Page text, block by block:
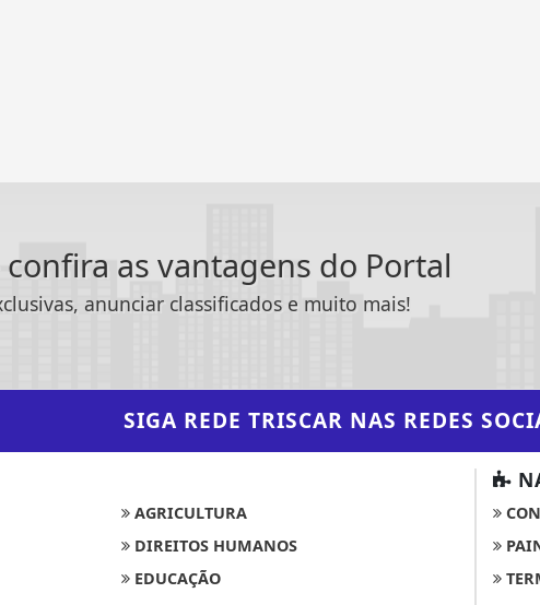
as vantagens do Portal
anunciar classificados e muito mais!
SIGA REDE TRISCAR NAS REDES
AGRICULTURA
DIREITOS HUMANOS
EDUCAÇÃO